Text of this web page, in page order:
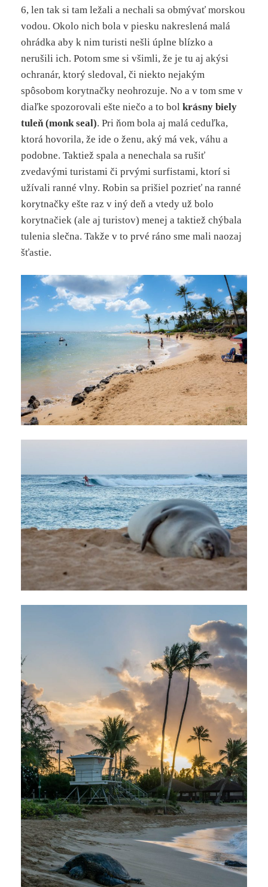
6, len tak si tam ležali a nechali sa obmývať morskou
vodou. Okolo nich bola v piesku nakreslená malá
ohrádka aby k nim turisti nešli úplne blízko a
nerušili ich. Potom sme si všimli, že je tu aj akýsi
ochranár, ktorý sledoval, či niekto nejakým
spôsobom korytnačky neohrozuje. No a v tom sme v
diaľke spozorovali ešte niečo a to bolkrásny biely
tuleň (monk seal). Pri ňom bola aj malá ceduľka,
ktorá hovorila, že ide o ženu, aký má vek, váhu a
podobne. Taktiež spala a nenechala sa rušiť
zvedavými turistami či prvými surfistami, ktorí si
užívali ranné vlny. Robin sa prišiel pozrieť na ranné
korytnačky ešte raz v iný deň a vtedy už bolo
korytnačiek (ale aj turistov) menej a taktiež chýbala
tulenia slečna. Takže v to prvé ráno sme mali naozaj
šťastie.